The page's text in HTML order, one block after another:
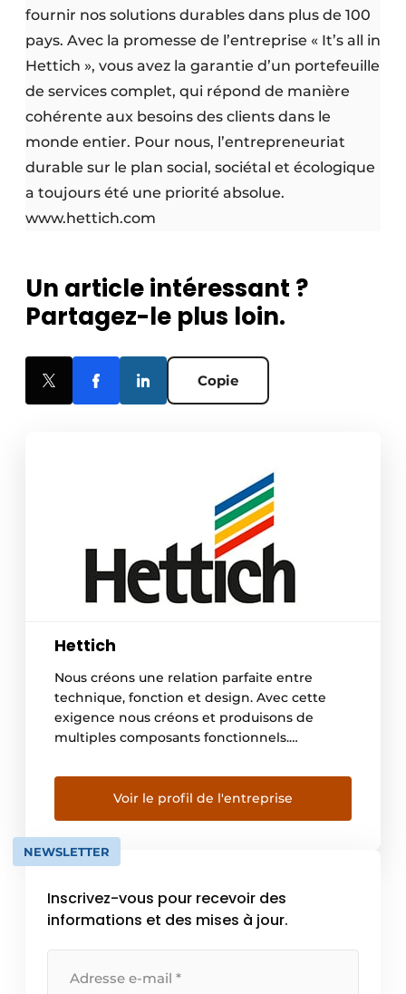
fournir nos solutions durables dans plus de 100
pays. Avec la promesse de l’entreprise « It’s all in
Hettich », vous avez la garantie d’un portefeuille
de services complet, qui répond de manière
cohérente aux besoins des clients dans le
monde entier. Pour nous, l’entrepreneuriat
durable sur le plan social, sociétal et écologique
a toujours été une priorité absolue.
www.hettich.com
Un article intéressant ?
Partagez-le plus loin.
Copie
Hettich
Nous créons une relation parfaite entre
technique, fonction et design. Avec cette
exigence nous créons et produisons de
multiples composants fonctionnels.
Charnières en passant par les systèmes de
portes coulissantes et pliantes. Les bonnes
solutions pour de bons meubles – pour vivre,
travailler et habiter. Chaque jour, quelque 7
400 collaboratrices et […]
Voir le profil de l'entreprise
NEWSLETTER
Inscrivez-vous pour recevoir des
informations et des mises à jour.